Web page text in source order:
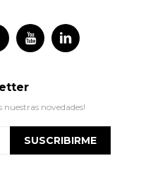
 
nuestras novedades!
SUSCRIBIRME